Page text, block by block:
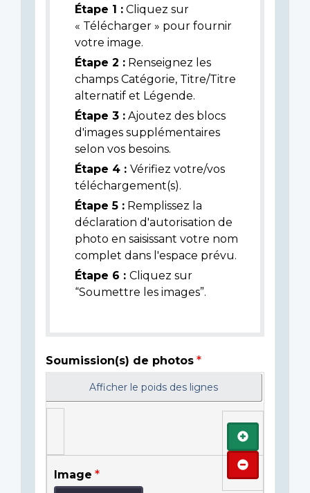
Étape 1 : Cliquez sur
« Télécharger » pour fournir
votre image.
Étape 2 : Renseignez les
champs Catégorie, Titre/Titre
alternatif et Légende.
Étape 3 : Ajoutez des blocs
d'images supplémentaires
selon vos besoins.
Étape 4 : Vérifiez votre/vos
téléchargement(s).
Étape 5 : Remplissez la
déclaration d'autorisation de
photo en saisissant votre nom
complet dans l'espace prévu.
Étape 6 : Cliquez sur
“Soumettre les images”.
Soumission(s) de photos
Afficher le poids des lignes
Image
Ajouter
Retirer